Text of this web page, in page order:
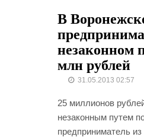
В
незаконном
млн рублей
31.05.2013 02:57
25 миллионов
незаконным путем
предприниматель